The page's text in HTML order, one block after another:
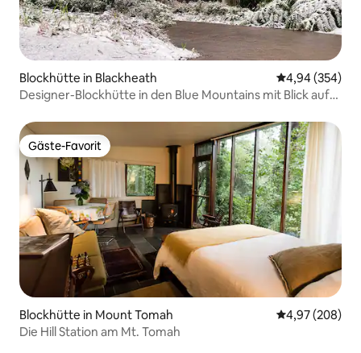
Blockhütte in Blackheath
4,94 (354)
Designer-Blockhütte in den Blue Mountains mit Blick auf
Gäste-Favorit
Gäste-Favorit
Blockhütte in Mount Tomah
4,97 (208)
Die Hill Station am Mt. Tomah